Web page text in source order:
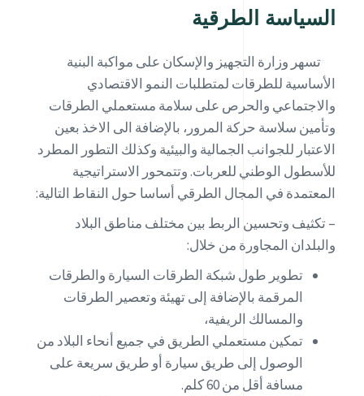
السياسة الطرقية
تسهر وزارة التجهيز والإسكان على مواكبة البنية
الأساسية للطرقات لمتطلبات النمو الاقتصادي
والاجتماعي والحرص على سلامة مستعملي الطرقات
وتأمين سلاسة حركة المرور، بالإضافة الى الاخذ بعين
الاعتبار للجوانب الجمالية والبيئية وكذلك التطور المطرد
للأسطول الوطني للعربات. وتتمحور الاستراتيجية
المعتمدة في المجال الطرقي أساسا حول النقاط التالية:
– تكثيف وتحسين الربط بين مختلف مناطق البلاد
والبلدان المجاورة من خلال:
تطوير طول شبكة الطرقات السيارة والطرقات
المرقمة بالإضافة إلى تهيئة وتعصير الطرقات
والمسالك الريفية،
تمكين مستعملي الطريق في جميع أنحاء البلاد من
الوصول إلى طريق سيارة أو طريق سريعة على
مسافة أقل من 60 كلم.